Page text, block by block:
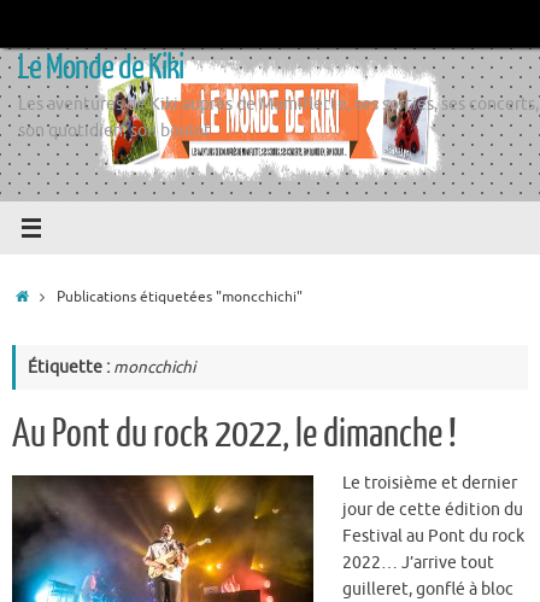
contenu
Le Monde de Kiki
Les aventures de Kiki auprès de Momiflette, ses sorties, ses concerts,
son quotidien, son boulot
AccueilPublications étiquetées "moncchichi"
Étiquette : moncchichi
Au Pont du rock 2022, le dimanche !
Le troisième et dernier
jour de cette édition du
Festival au Pont du rock
2022… J’arrive tout
guilleret, gonflé à bloc